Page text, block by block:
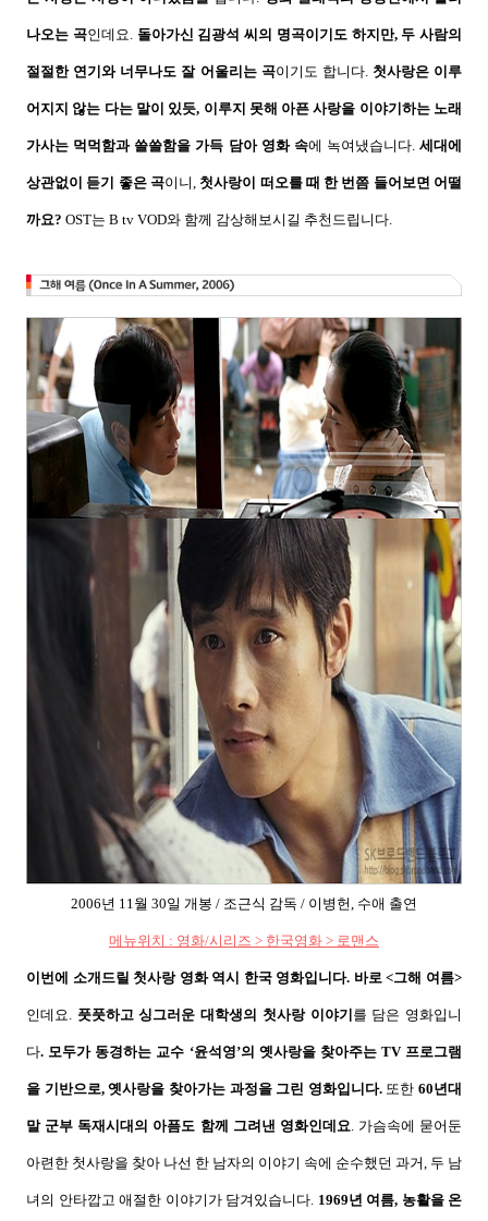
나오는 곡인데요. 돌아가신 김광석 씨의 명곡이기도 하지만, 두 사람의
절절한 연기와 너무나도 잘 어울리는 곡이기도 합니다. 첫사랑은 이루
어지지 않는 다는 말이 있듯, 이루지 못해 아픈 사랑을 이야기하는 노래
가사는 먹먹함과 쓸쓸함을 가득 담아 영화 속에 녹여냈습니다. 세대에
상관없이 듣기 좋은 곡이니, 첫사랑이 떠오를 때 한 번쯤 들어보면 어떨
까요? OST는 B tv VOD와 함께 감상해보시길 추천드립니다.
2006년 11월 30일 개봉 / 조근식 감독 / 이병헌, 수애 출연
메뉴위치 : 영화/시리즈 > 한국영화 > 로맨스
이번에 소개드릴 첫사랑 영화 역시 한국 영화입니다. 바로<그해 여름>
인데요. 풋풋하고 싱그러운 대학생의 첫사랑 이야기 를 담은 영화입니
다. 모두가 동경하는 교수 ‘윤석영’의 옛사랑을 찾아주는 TV 프로그램
을 기반으로,옛사랑을 찾아가는 과정을 그린 영화입니다.또한 60년대
말 군부 독재시대의 아픔도 함께 그려낸 영화인데요. 가슴속에 묻어둔
아련한 첫사랑을 찾아 나선 한 남자의 이야기 속에 순수했던 과거, 두 남
녀의 안타깝고 애절한 이야기가 담겨있습니다. 1969년 여름, 농활을 온